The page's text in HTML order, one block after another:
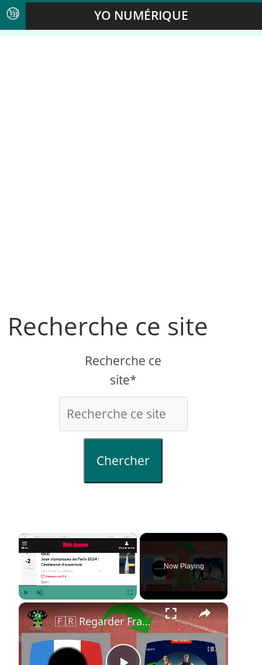
YO NUMÉRIQUE
Recherche ce site
Recherche ce
site*
Chercher
×
Play Unmute Fullscreen
Now Playing
×
🇫🇷 Regarder France TV et les Jeux Olympiques de Paris 2024 depuis l'Étranger Gratuitement ! 📺🏅